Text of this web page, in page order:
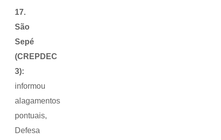
17.
São
Sepé
(CREPDEC
3):
informou
alagamentos
pontuais,
Defesa